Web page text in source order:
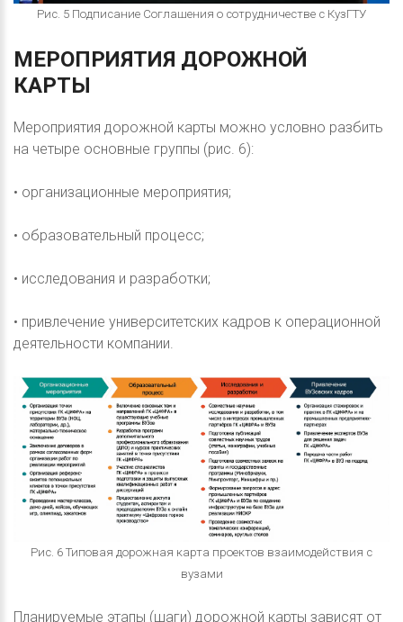
Рис. 5 Подписание Соглашения о сотрудничестве с КузГТУ
МЕРОПРИЯТИЯ ДОРОЖНОЙ
КАРТЫ
Мероприятия дорожной карты можно условно разбить
на четыре основные группы (рис. 6):
• организационные мероприятия;
• образовательный процесс;
• исследования и разработки;
• привлечение университетских кадров к операционной
деятельности компании.
Рис. 6 Типовая дорожная карта проектов взаимодействия с
вузами
Планируемые этапы (шаги) дорожной карты зависят от